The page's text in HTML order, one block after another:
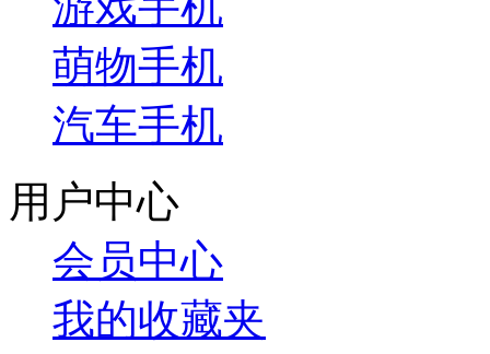
萌物手机
汽车手机
用户中心
会员中心
我的收藏夹